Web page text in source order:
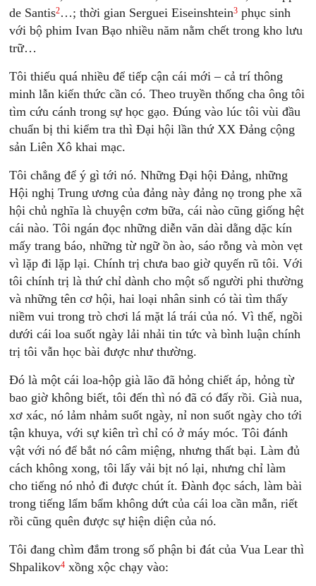
de Santis2…; thời gian Serguei Eiseinshtein3 phục sinh
với bộ phim Ivan Bạo nhiều năm nằm chết trong kho lưu
trữ…
Tôi thiếu quá nhiều để tiếp cận cái mới – cả trí thông
minh lẫn kiến thức cần có. Theo truyền thống cha ông tôi
tìm cứu cánh trong sự học gạo. Ðúng vào lúc tôi vùi đầu
chuẩn bị thi kiểm tra thì Ðại hội lần thứ XX Ðảng cộng
sản Liên Xô khai mạc.
Tôi chẳng để ý gì tới nó. Những Ðại hội Ðảng, những
Hội nghị Trung ương của đảng này đảng nọ trong phe xã
hội chủ nghĩa là chuyện cơm bữa, cái nào cũng giống hệt
cái nào. Tôi ngán đọc những diễn văn dài dằng dặc kín
mấy trang báo, những từ ngữ ồn ào, sáo rỗng và mòn vẹt
vì lặp đi lặp lại. Chính trị chưa bao giờ quyến rũ tôi. Với
tôi chính trị là thứ chỉ dành cho một số người phi thường
và những tên cơ hội, hai loại nhân sinh có tài tìm thấy
niềm vui trong trò chơi lá mặt lá trái của nó. Vì thế, ngồi
dưới cái loa suốt ngày lải nhải tin tức và bình luận chính
trị tôi vẫn học bài được như thường.
Ðó là một cái loa-hộp già lão đã hỏng chiết áp, hỏng từ
bao giờ không biết, tôi đến thì nó đã có đấy rồi. Già nua,
xơ xác, nó lảm nhảm suốt ngày, nỉ non suốt ngày cho tới
tận khuya, với sự kiên trì chỉ có ở máy móc. Tôi đánh
vật với nó để bắt nó câm miệng, nhưng thất bại. Làm đủ
cách không xong, tôi lấy vải bịt nó lại, nhưng chỉ làm
cho tiếng nó nhỏ đi được chút ít. Ðành đọc sách, làm bài
trong tiếng lẩm bẩm không dứt của cái loa cần mẫn, riết
rồi cũng quên được sự hiện diện của nó.
Tôi đang chìm đắm trong số phận bi đát của Vua Lear thì
Shpalikov4 xồng xộc chạy vào: